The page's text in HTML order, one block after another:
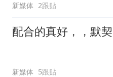
新媒体 2跟贴
配合的真好，，默契
新媒体 5跟贴